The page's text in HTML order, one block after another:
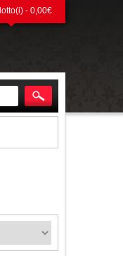
- 0,00€